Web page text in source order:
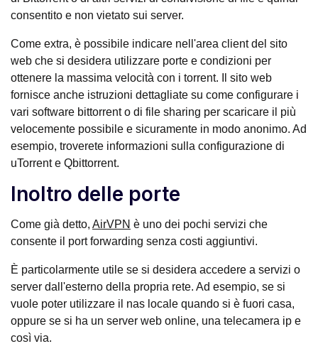
consentito e non vietato sui server.
Come extra, è possibile indicare nell'area client del sito
web che si desidera utilizzare porte e condizioni per
ottenere la massima velocità con i torrent. Il sito web
fornisce anche istruzioni dettagliate su come configurare i
vari software bittorrent o di file sharing per scaricare il più
velocemente possibile e sicuramente in modo anonimo. Ad
esempio, troverete informazioni sulla configurazione di
uTorrent e Qbittorrent.
Inoltro delle porte
Come già detto, AirVPN è uno dei pochi servizi che
consente il port forwarding senza costi aggiuntivi.
È particolarmente utile se si desidera accedere a servizi o
server dall'esterno della propria rete. Ad esempio, se si
vuole poter utilizzare il nas locale quando si è fuori casa,
oppure se si ha un server web online, una telecamera ip e
così via.